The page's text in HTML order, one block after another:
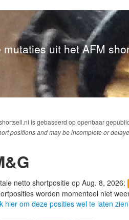
mutaties uit het AFM
is gebaseerd op openbaar
positions and may be incomplete or
netto shortpositie op Aug. 8, 2026:
worden momenteel niet
hier om deze posities wel te laten zien